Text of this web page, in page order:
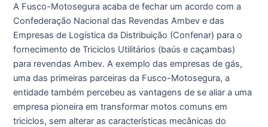
A Fusco-Motosegura acaba de fechar um acordo com a
Confederação Nacional das Revendas Ambev e das
Empresas de Logística da Distribuição (Confenar) para o
fornecimento de Triciclos Utilitários (baús e caçambas)
para revendas Ambev. A exemplo das empresas de gás,
uma das primeiras parceiras da Fusco-Motosegura, a
entidade também percebeu as vantagens de se aliar a uma
empresa pioneira em transformar motos comuns em
triciclos, sem alterar as características mecânicas do